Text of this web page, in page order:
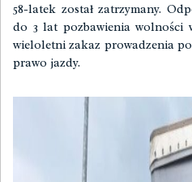
58-latek został zatrzymany.
do 3 lat pozbawienia wolności
wieloletni zakaz prowadzenia
prawo jazdy.